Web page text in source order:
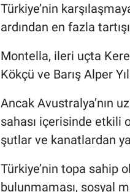
Türkiye’nin
ardından en fazla
Montella, ileri uçta
Kökçü ve Barış Alper
Ancak Avustralya’nın
sahası içerisinde etkili
şutlar ve kanatlardan
Türkiye’nin topa sahip
bulunmaması, sosyal